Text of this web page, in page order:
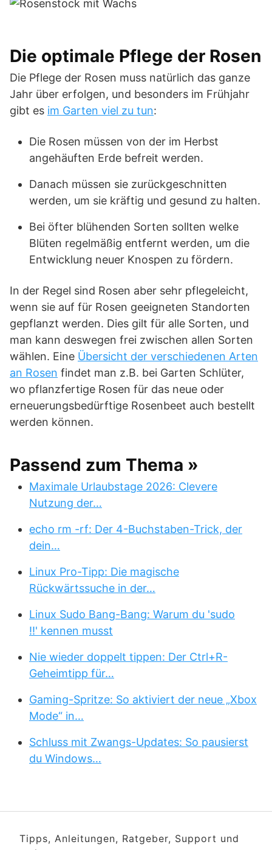
Die optimale Pflege der Rosen
Die Pflege der Rosen muss natürlich das ganze
Jahr über erfolgen, und besonders im Frühjahr
gibt es im Garten viel zu tun:
Die Rosen müssen von der im Herbst
angehäuften Erde befreit werden.
Danach müssen sie zurückgeschnitten
werden, um sie kräftig und gesund zu halten.
Bei öfter blühenden Sorten sollten welke
Blüten regelmäßig entfernt werden, um die
Entwicklung neuer Knospen zu fördern.
In der Regel sind Rosen aber sehr pflegeleicht,
wenn sie auf für Rosen geeigneten Standorten
gepflanzt werden. Dies gilt für alle Sorten, und
man kann deswegen frei zwischen allen Sorten
wählen. Eine Übersicht der verschiedenen Arten
an Rosen findet man z.B. bei Garten Schlüter,
wo pflanzfertige Rosen für das neue oder
erneuerungsbedürftige Rosenbeet auch bestellt
werden können.
Passend zum Thema »
Maximale Urlaubstage 2026: Clevere
Nutzung der…
echo rm -rf: Der 4-Buchstaben-Trick, der
dein…
Linux Pro-Tipp: Die magische
Rückwärtssuche in der…
Linux Sudo Bang-Bang: Warum du 'sudo
!!' kennen musst
Nie wieder doppelt tippen: Der Ctrl+R-
Geheimtipp für…
Gaming-Spritze: So aktiviert der neue „Xbox
Mode“ in…
Schluss mit Zwangs-Updates: So pausierst
du Windows…
Tipps, Anleitungen, Ratgeber, Support und